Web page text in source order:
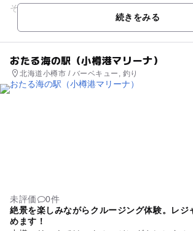
それだけではありません。なんとこちらでは
に二・八そば手打ち、にじま...続きをみる
おたる海の駅（小樽港マリーナ）
北海道小樽市 / バーベキュー, 釣り
未評価
0件
絶景を楽しみながらクルージング体験。レジ
めます！